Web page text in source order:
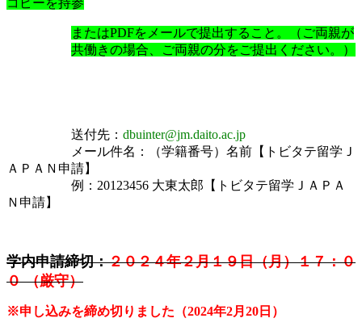
コピーを持参
またはPDFをメールで提出すること。
（ご両親が
共働きの場合、ご両親の分をご提出ください。）
送付先： dbuinter@jm.daito.ac.jp
メール件名：（学籍番号）名前【トビタテ留学Ｊ
ＡＰＡＮ申請】
例：20123456 大東太郎【トビタテ留学ＪＡＰＡ
Ｎ申請】
学内申請締切：２０２４年２月１９日（月）１７：０
０ （厳守）
※申し込みを締め切りました（2024年2月20日）